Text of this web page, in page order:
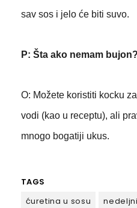
sav sos i jelo će biti suvo.
P: Šta ako nemam bujon?
O: Možete koristiti kocku
vodi (kao u receptu), ali
mnogo bogatiji ukus.
TAGS
ćuretina u sosu